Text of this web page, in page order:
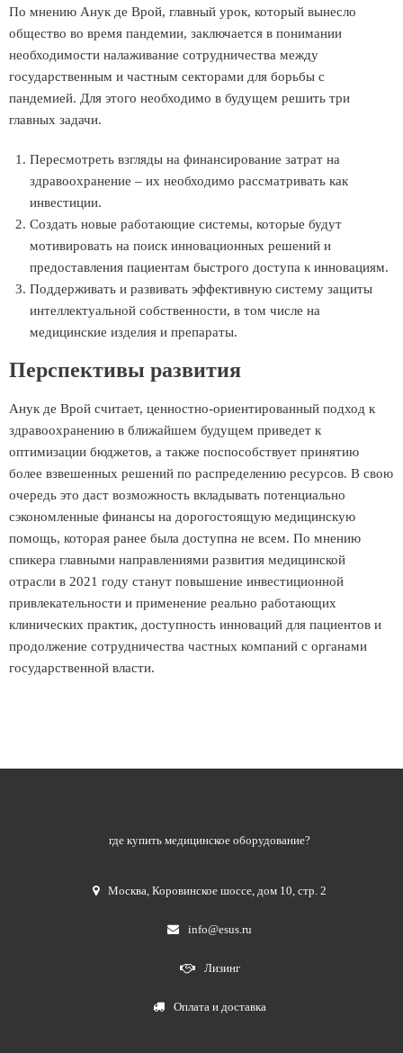
По мнению Анук де Врой, главный урок, который вынесло
общество во время пандемии, заключается в понимании
необходимости налаживание сотрудничества между
государственным и частным секторами для борьбы с
пандемией. Для этого необходимо в будущем решить три
главных задачи.
Пересмотреть взгляды на финансирование затрат на
здравоохранение – их необходимо рассматривать как
инвестиции.
Создать новые работающие системы, которые будут
мотивировать на поиск инновационных решений и
предоставления пациентам быстрого доступа к инновациям.
Поддерживать и развивать эффективную систему защиты
интеллектуальной собственности, в том числе на
медицинские изделия и препараты.
Перспективы развития
Анук де Врой считает, ценностно-ориентированный подход к
здравоохранению в ближайшем будущем приведет к
оптимизации бюджетов, а также поспособствует принятию
более взвешенных решений по распределению ресурсов. В свою
очередь это даст возможность вкладывать потенциально
сэкономленные финансы на дорогостоящую медицинскую
помощь, которая ранее была доступна не всем. По мнению
спикера главными направлениями развития медицинской
отрасли в 2021 году станут повышение инвестиционной
привлекательности и применение реально работающих
клинических практик, доступность инноваций для пациентов и
продолжение сотрудничества частных компаний с органами
государственной власти.
где купить медицинское оборудование?
Москва ,Коровинское шоссе, дом 10, стр. 2
info@esus.ru
Лизинг
Оплата и доставка